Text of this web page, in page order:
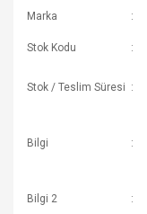
Marka
Stok Kodu
Stok / Teslim Süresi
Bilgi
Bilgi 2